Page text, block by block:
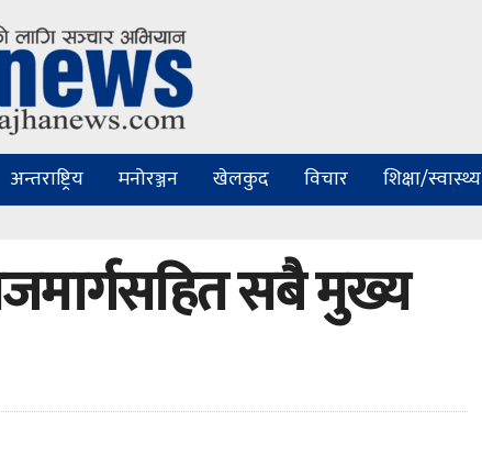
अन्तराष्ट्रिय मनोरञ्जन खेलकुद विचार शिक्षा/स्वास्थ्य
सबै मुख्य